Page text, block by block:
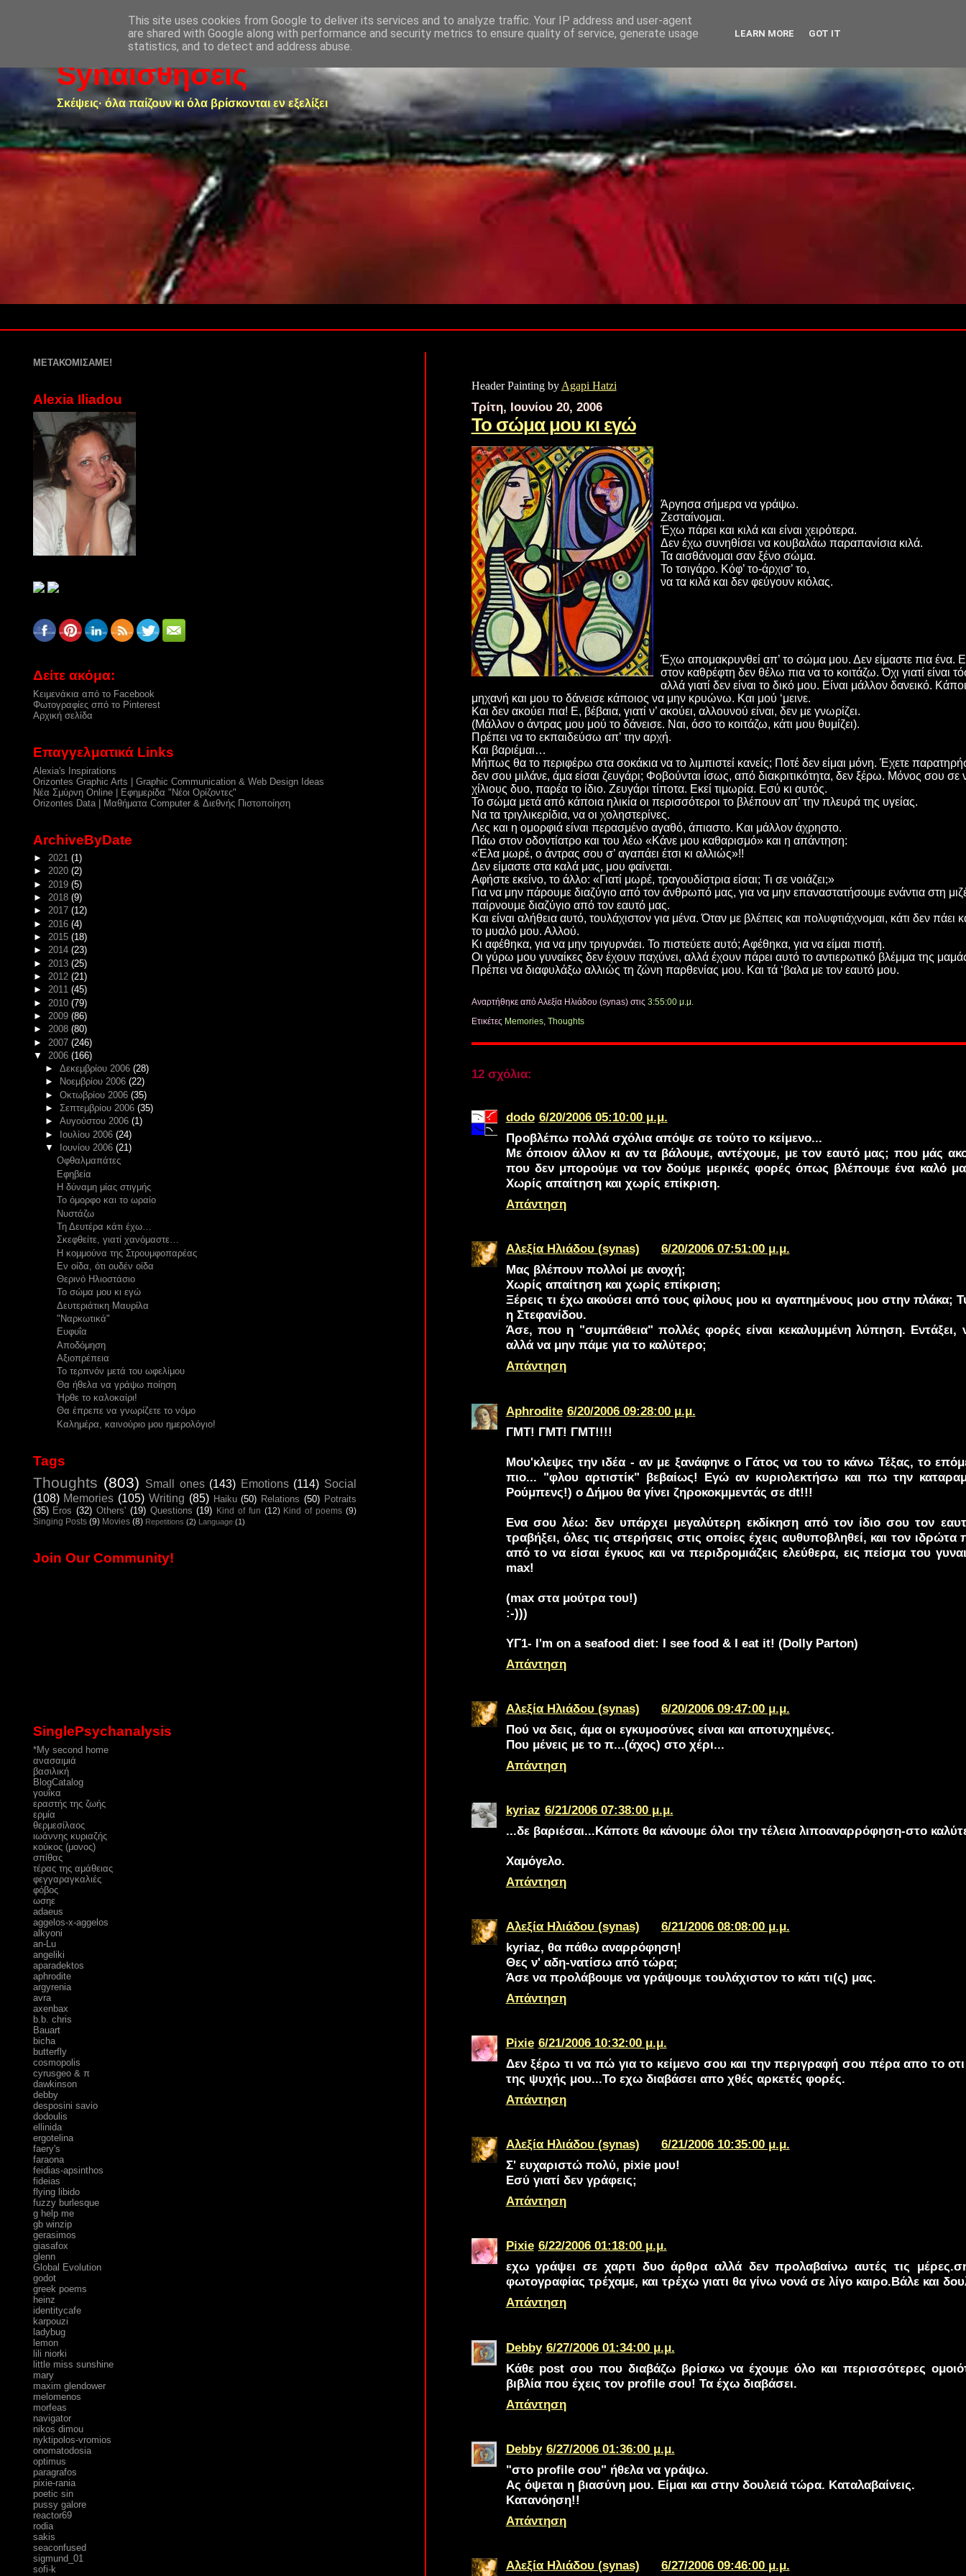
Synαισθήσεις
Σκέψεις· όλα παίζουν κι όλα βρίσκονται εν εξελίξει
Header Painting by Agapi Hatzi
Τρίτη, Ιουνίου 20, 2006
Το σώμα μου κι εγώ
Άργησα σήμερα να γράψω.
Ζεσταίνομαι.
Έχω πάρει και κιλά και είναι χειρότερα.
Δεν έχω συνηθίσει να κουβαλάω παραπανίσια κιλά.
Τα αισθάνομαι σαν ξένο σώμα.
Το τσιγάρο. Κόφ’ το-άρχισ’ το,
να τα κιλά και δεν φεύγουν κιόλας.
Έχω απομακρυνθεί απ’ το σώμα μου. Δεν είμαστε πια ένα.
στον καθρέφτη δεν θέλω πια να το κοιτάζω. Όχι γιατί είναι
αλλά γιατί δεν είναι το δικό μου. Είναι μάλλον δανεικό.
μηχανή και μου το δάνεισε κάποιος να μην κρυώνω. Και μού ‘μεινε.
Και δεν ακούει πια! Ε, βέβαια, γιατί ν’ ακούει, αλλουνού είναι, δεν με γνωρίζει.
(Μάλλον ο άντρας μου μού το δάνεισε. Ναι, όσο το κοιτάζω, κάτι μου θυμίζει).
Πρέπει να το εκπαιδεύσω απ’ την αρχή.
Και βαριέμαι…
Μήπως θα το περιφέρω στα σοκάκια να το λιμπιστεί κανείς; Ποτέ δεν είμαι μόνη. Έχετε
δεν σου μιλάνε, άμα είσαι ζευγάρι; Φοβούνται ίσως, από διακριτικότητα, δεν ξέρω. Μόνος σου σε
χίλιους δυο, παρέα το ίδιο. Ζευγάρι τίποτα. Εκεί τιμωρία. Εσύ κι αυτός.
Το σώμα μετά από κάποια ηλικία οι περισσότεροι το βλέπουν απ’ την πλευρά της υγείας.
Να τα τριγλικερίδια, να οι χοληστερίνες.
Λες και η ομορφιά είναι περασμένο αγαθό, άπιαστο. Και μάλλον άχρηστο.
Πάω στον οδοντίατρο και του λέω «Κάνε μου καθαρισμό» και η απάντηση:
«Έλα μωρέ, ο άντρας σου σ’ αγαπάει έτσι κι αλλιώς»!!
Δεν είμαστε στα καλά μας, μου φαίνεται.
Αφήστε εκείνο, το άλλο: «Γιατί μωρέ, τραγουδίστρια είσαι; Τι σε νοιάζει;»
Για να μην πάρουμε διαζύγιο από τον άνθρωπό μας, για να μην επαναστατήσουμε ενάντια στη
παίρνουμε διαζύγιο από τον εαυτό μας.
Και είναι αλήθεια αυτό, τουλάχιστον για μένα. Όταν με βλέπεις και πολυφτιάχνομαι, κάτι δεν πάει
το μυαλό μου. Αλλού.
Κι αφέθηκα, για να μην τριγυρνάει. Το πιστεύετε αυτό; Αφέθηκα, για να είμαι πιστή.
Οι γύρω μου γυναίκες δεν έχουν παχύνει, αλλά έχουν πάρει αυτό το αντιερωτικό βλέμμα της
Πρέπει να διαφυλάξω αλλιώς τη ζώνη παρθενίας μου. Και τά ‘βαλα με τον εαυτό μου.
Αναρτήθηκε από Αλεξία Ηλιάδου (synas) στις 3:55:00 μ.μ.
Ετικέτες Memories, Thoughts
12 σχόλια:
dodo 6/20/2006 05:10:00 μ.μ.
Προβλέπω πολλά σχόλια απόψε σε τούτο το κείμενο...
Με όποιον άλλον κι αν τα βάλουμε, αντέχουμε, με τον εαυτό μας; που μάς
που δεν μπορούμε να τον δούμε μερικές φορές όπως βλέπουμε ένα καλό
Χωρίς απαίτηση και χωρίς επίκριση.
Απάντηση
Αλεξία Ηλιάδου (synas)
6/20/2006 07:51:00 μ.μ.
Μας βλέπουν πολλοί με ανοχή;
Χωρίς απαίτηση και χωρίς επίκριση;
Ξέρεις τι έχω ακούσει από τους φίλους μου κι αγαπημένους μου στην πλάκα;
η Στεφανίδου.
Άσε, που η "συμπάθεια" πολλές φορές είναι κεκαλυμμένη λύπηση. Εντάξει,
αλλά να μην πάμε για το καλύτερο;
Απάντηση
Aphrodite 6/20/2006 09:28:00 μ.μ.
ΓΜΤ! ΓΜΤ! ΓΜΤ!!!!
Μου'κλεψες την ιδέα - αν με ξανάφηνε ο Γάτος να του το κάνω Τέξας, το
πιο... "φλου αρτιστίκ" βεβαίως! Εγώ αν κυριολεκτήσω και πω την
Ρούμπενς!) ο Δήμου θα γίνει ζηροκοκμμεντάς σε dt!!!
Ενα σου λέω: δεν υπάρχει μεγαλύτερη εκδίκηση από τον ίδιο σου τον
τραβήξει, όλες τις στερήσεις στις οποίες έχεις αυθυποβληθεί, και τον
από το να είσαι έγκυος και να περιδρομιάζεις ελεύθερα, εις πείσμα του
max!
(max στα μούτρα του!)
:-)))
ΥΓ1- I'm on a seafood diet: I see food & I eat it! (Dolly Parton)
Απάντηση
Αλεξία Ηλιάδου (synas)
6/20/2006 09:47:00 μ.μ.
Πού να δεις, άμα οι εγκυμοσύνες είναι και αποτυχημένες.
Που μένεις με το π...(άχος) στο χέρι...
Απάντηση
kyriaz 6/21/2006 07:38:00 μ.μ.
...δε βαριέσαι...Κάποτε θα κάνουμε όλοι την τέλεια λιποαναρρόφηση-στο
Χαμόγελο.
Απάντηση
Αλεξία Ηλιάδου (synas)
6/21/2006 08:08:00 μ.μ.
kyriaz, θα πάθω αναρρόφηση!
Θες ν' αδη-νατίσω από τώρα;
Άσε να προλάβουμε να γράψουμε τουλάχιστον το κάτι τι(ς) μας.
Απάντηση
Pixie 6/21/2006 10:32:00 μ.μ.
Δεν ξέρω τι να πώ για το κείμενο σου και την περιγραφή σου πέρα απο το οτι
της ψυχής μου...Το εχω διαβάσει απο χθές αρκετές φορές.
Απάντηση
Αλεξία Ηλιάδου (synas)
6/21/2006 10:35:00 μ.μ.
Σ' ευχαριστώ πολύ, pixie μου!
Εσύ γιατί δεν γράφεις;
Απάντηση
Pixie 6/22/2006 01:18:00 μ.μ.
εχω γράψει σε χαρτι δυο άρθρα αλλά δεν προλαβαίνω αυτές τις
φωτογραφίας τρέχαμε, και τρέχω γιατι θα γίνω νονά σε λίγο καιρο.Βάλε και
Απάντηση
Debby 6/27/2006 01:34:00 μ.μ.
Κάθε post σου που διαβάζω βρίσκω να έχουμε όλο και περισσότερες
βιβλία που έχεις τον profile σου! Τα έχω διαβάσει.
Απάντηση
Debby 6/27/2006 01:36:00 μ.μ.
"στο profile σου" ήθελα να γράψω.
Ας όψεται η βιασύνη μου. Είμαι και στην δουλειά τώρα. Καταλαβαίνεις.
Κατανόηση!!
Απάντηση
Αλεξία Ηλιάδου (synas) 6/27/2006 09:46:00 μ.μ.
ΜΕΤΑΚΟΜΙΣΑΜΕ!
Alexia Iliadou
Δείτε ακόμα:
Κειμενάκια από το Facebook
Φωτογραφίες σπό το Pinterest
Αρχική σελίδα
Επαγγελματικά Links
Alexia's Inspirations
Orizontes Graphic Arts | Graphic Communication & Web Design Ideas
Νέα Σμύρνη Online | Εφημερίδα "Νέοι Ορίζοντες"
Orizontes Data | Μαθήματα Computer & Διεθνής Πιστοποίηση
ArchiveByDate
► 2021 (1)
► 2020 (2)
► 2019 (5)
► 2018 (9)
► 2017 (12)
► 2016 (4)
► 2015 (18)
► 2014 (23)
► 2013 (25)
► 2012 (21)
► 2011 (45)
► 2010 (79)
► 2009 (86)
► 2008 (80)
► 2007 (246)
▼ 2006 (166)
► Δεκεμβρίου 2006 (28)
►
Νοεμβρίου 2006 (22)
► Οκτωβρίου 2006 (35)
► Σεπτεμβρίου 2006 (35)
► Αυγούστου 2006 (1)
► Ιουλίου 2006 (24)
▼
Ιουνίου 2006 (21)
Οφθαλμαπάτες
Εφηβεία
Η δύναμη μίας στιγμής
Το όμορφο και το ωραίο
Νυστάζω
Τη Δευτέρα κάτι έχω…
Σκεφθείτε, γιατί χανόμαστε…
Η κομμούνα της Στρουμφοπαρέας
Εν οίδα, ότι ουδέν οίδα
Θερινό Ηλιοστάσιο
Το σώμα μου κι εγώ
Δευτεριάτικη Μαυρίλα
"Ναρκωτικά"
Eυφυΐα
Αποδόμηση
Αξιοπρέπεια
Το τερπνόν μετά του ωφελίμου
Θα ήθελα να γράψω ποίηση
Ήρθε το καλοκαίρι!
Θα έπρεπε να γνωρίζετε το νόμο
Καλημέρα, καινούριο μου ημερολόγιο!
Tags
Thoughts (803) Small ones (143) Emotions (114) Social
(108) Memories (105) Writing (85) Haiku (50) Relations (50) Potraits
(35) Eros (32) Others' (19) Questions (19) Kind of fun (12) Kind of poems (9)
Singing Posts (9) Movies (8) Repetitions (2) Language (1)
Join Our Community!
SinglePsychanalysis
*My second home
ανασαιμιά
βασιλική
ΒlogCatalog
γουΐκα
εραστής της ζωής
ερμία
θερμεσίλαος
ιωάννης κυριαζής
κούκος (μονος)
σπίθας
τέρας της αμάθειας
φεγγαραγκαλιές
φόβος
ωσηε
adaeus
aggelos-x-aggelos
alkyoni
an-Lu
angeliki
aparadektos
aphrodite
argyrenia
avra
axenbax
b.b. chris
Bauart
bicha
butterfly
cosmopolis
cyrusgeo & π
dawkinson
debby
desposini savio
dodoulis
ellinida
ergotelina
faery's
faraona
feidias-apsinthos
fideias
flying libido
fuzzy burlesque
g help me
gb winzip
gerasimos
giasafox
glenn
Global Evolution
godot
greek poems
heinz
identitycafe
karpouzi
ladybug
lemon
lili niorki
little miss sunshine
mary
maxim glendower
melomenos
morfeas
navigator
nikos dimou
nyktipolos-vromios
onomatodosia
optimus
paragrafos
pixie-rania
poetic sin
pussy galore
reactor69
rodia
sakis
seaconfused
sigmund_01
sofi-k
This site uses cookies from Google to deliver its services and to analyze traffic. Your IP address and user-agent
are shared with Google along with performance and security metrics to ensure quality of service, generate usage
statistics, and to detect and address abuse.
LEARN MORE GOT IT